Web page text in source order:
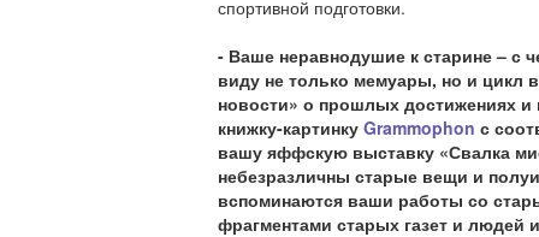
спортивной подготовки.
- Ваше неравнодушие к старине – с
виду не только мемуары, но и цикл
новости» о прошлых достижениях и
книжку-картинку Grammophon с
вашу яффскую выставку «Свалка
небезразличны старые вещи и
вспоминаются ваши работы со
фрагментами старых газет и людей